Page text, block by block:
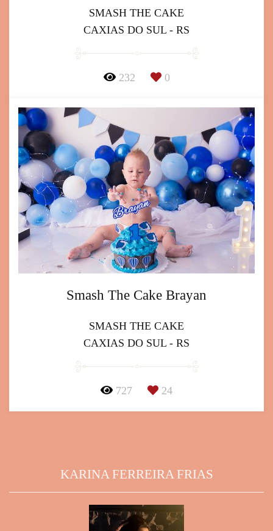
SMASH THE CAKE
CAXIAS DO SUL - RS
232 0
Smash The Cake Brayan
SMASH THE CAKE
CAXIAS DO SUL - RS
727 24
KARINA FERREIRA FRIAS